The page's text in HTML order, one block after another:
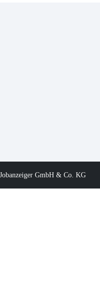
GmbH & Co. KG